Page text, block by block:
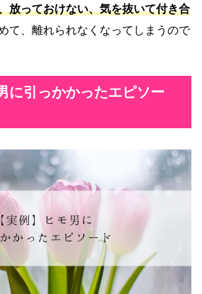
放っておけない、気を抜いて付き合
て、離れられなくなってしまうので
に引っかかったエピソー